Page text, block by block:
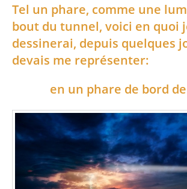
publication :
Tel un phare, comme une
bout du tunnel, voici en quoi
dessinerai, depuis quelques
devais me représenter:
en un phare de bord